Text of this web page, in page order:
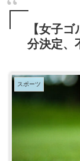
【女子
分決定、
スポーツ